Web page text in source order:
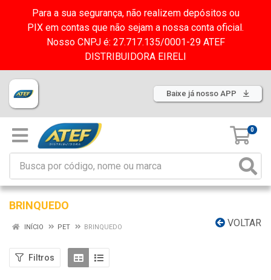
Para a sua segurança, não realizem depósitos ou
PIX em contas que não sejam a nossa conta oficial.
Nosso CNPJ é: 27.717.135/0001-29 ATEF
DISTRIBUIDORA EIRELI
Baixe já nosso APP
0
BRINQUEDO
VOLTAR
INÍCIO PET BRINQUEDO
Filtros